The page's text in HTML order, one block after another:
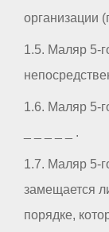
организации
1.5. Маляр 5-
1.6. Маляр 5-
_ _ _ _ _ .
1.7. Маляр 5-
замещается
порядке,